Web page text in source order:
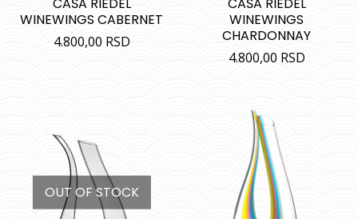
WINEWINGS CABERNET
4.800,00 RSD
WINEWINGS
CHARDONNAY
4.800,00 RSD
OUT OF STOCK